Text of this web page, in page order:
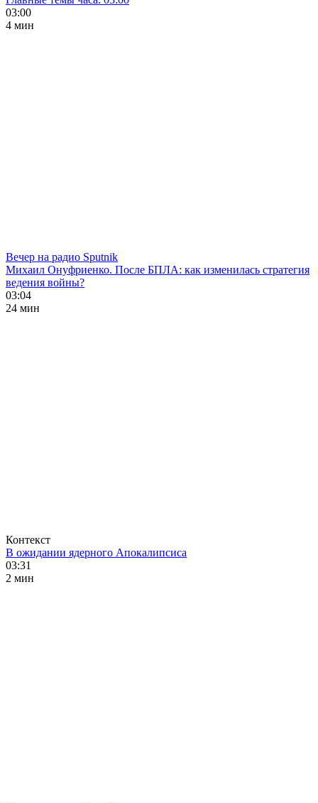
03:00
4 мин
Вечер на радио Sputnik
Михаил Онуфриенко. После БПЛА: как изменилась стратегия
ведения войны?
03:04
24 мин
Контекст
В ожидании ядерного Апокалипсиса
03:31
2 мин